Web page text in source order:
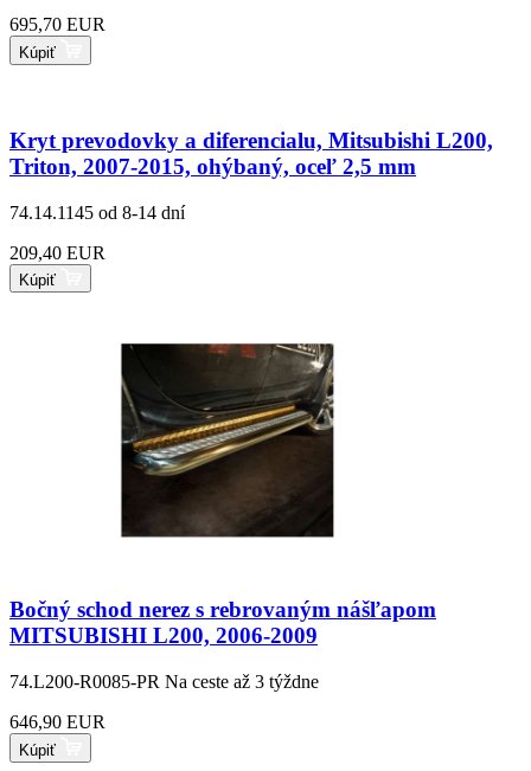
695,70 EUR
Kúpiť
Kryt prevodovky a diferencialu, Mitsubishi L200,
Triton, 2007-2015, ohýbaný, oceľ 2,5 mm
74.14.1145 od 8-14 dní
209,40 EUR
Kúpiť
Bočný schod nerez s rebrovaným nášľapom
MITSUBISHI L200, 2006-2009
74.L200-R0085-PR Na ceste až 3 týždne
646,90 EUR
Kúpiť